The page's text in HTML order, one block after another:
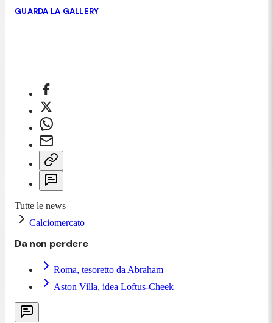
GUARDA LA GALLERY
Tutte le news
Calciomercato
Da non perdere
Roma, tesoretto da Abraham
Aston Villa, idea Loftus-Cheek